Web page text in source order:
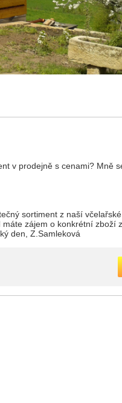
sortiment z naší
zájem o konkrétní zboží
den, Z.Samleková